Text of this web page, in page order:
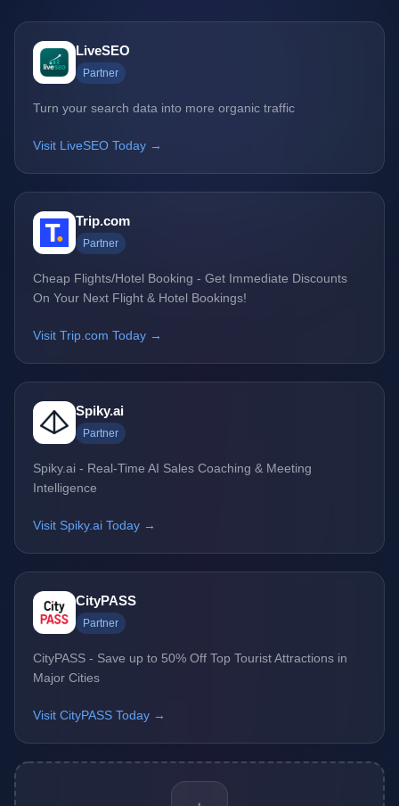
LiveSEO
Partner
Turn your search data into more organic traffic
Visit LiveSEO Today →
Trip.com
Partner
Cheap Flights/Hotel Booking - Get Immediate Discounts
On Your Next Flight & Hotel Bookings!
Visit Trip.com Today →
Spiky.ai
Partner
Spiky.ai - Real-Time AI Sales Coaching & Meeting
Intelligence
Visit Spiky.ai Today →
CityPASS
Partner
CityPASS - Save up to 50% Off Top Tourist Attractions in
Major Cities
Visit CityPASS Today →